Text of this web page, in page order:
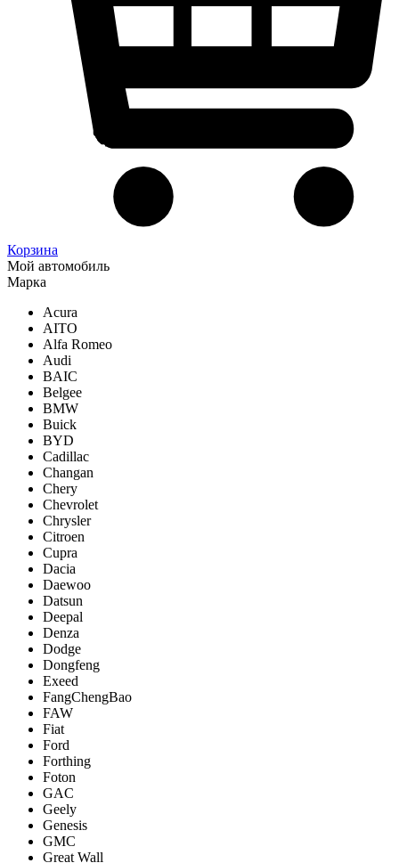
Корзина
Мой автомобиль
Марка
Acura
AITO
Alfa Romeo
Audi
BAIC
Belgee
BMW
Buick
BYD
Cadillac
Changan
Chery
Chevrolet
Chrysler
Citroen
Cupra
Dacia
Daewoo
Datsun
Deepal
Denza
Dodge
Dongfeng
Exeed
FangChengBao
FAW
Fiat
Ford
Forthing
Foton
GAC
Geely
Genesis
GMC
Great Wall